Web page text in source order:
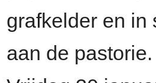
grafkelder en in
aan de pastorie.